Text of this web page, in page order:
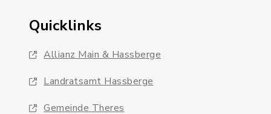
Quicklinks
Allianz Main & Hassberge
Landratsamt Hassberge
Gemeinde Theres